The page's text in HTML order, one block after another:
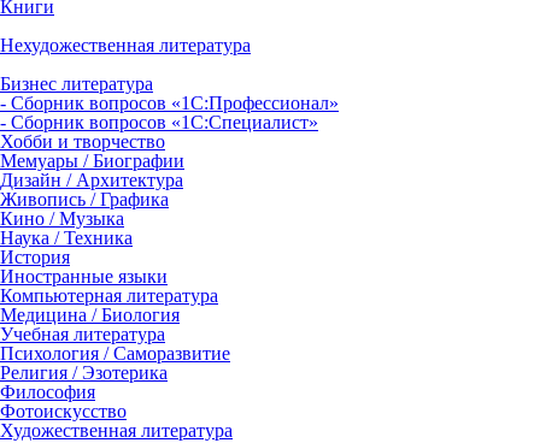
Книги
Нехудожественная литература
Бизнес литература
- Сборник вопросов «1С:Профессионал»
- Сборник вопросов «1С:Специалист»
Хобби и творчество
Мемуары / Биографии
Дизайн / Архитектура
Живопись / Графика
Кино / Музыка
Наука / Техника
История
Иностранные языки
Компьютерная литература
Медицина / Биология
Учебная литература
Психология / Саморазвитие
Религия / Эзотерика
Философия
Фотоискусство
Художественная литература